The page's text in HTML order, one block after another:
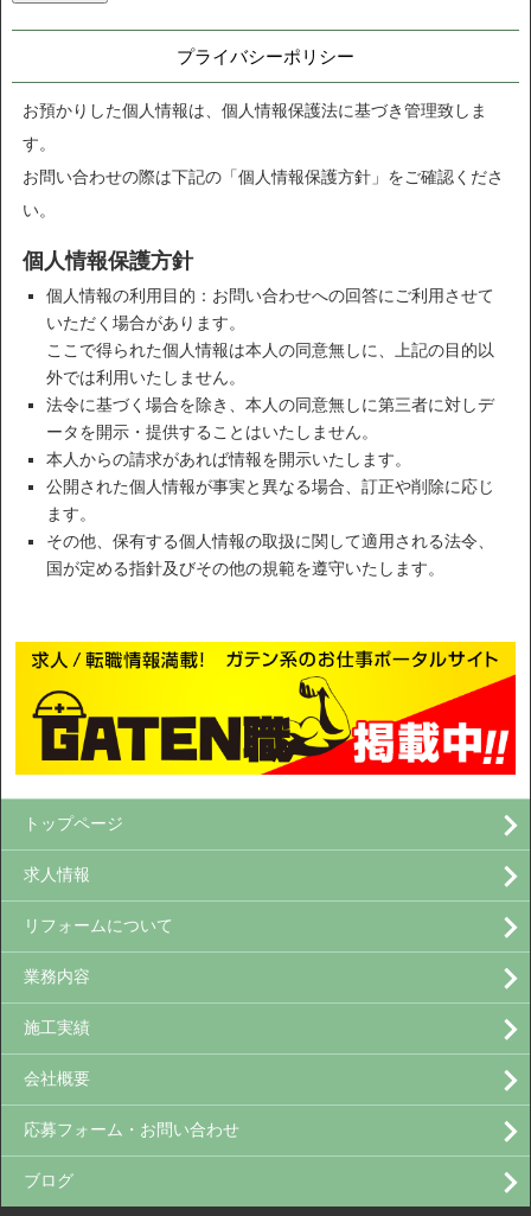
プライバシーポリシー
お預かりした個人情報は、個人情報保護法に基づき管理致しま
す。
お問い合わせの際は下記の「個人情報保護方針」をご確認くださ
い。
個人情報保護方針
個人情報の利用目的：お問い合わせへの回答にご利用させて
いただく場合があります。
ここで得られた個人情報は本人の同意無しに、上記の目的以
外では利用いたしません。
法令に基づく場合を除き、本人の同意無しに第三者に対しデ
ータを開示・提供することはいたしません。
本人からの請求があれば情報を開示いたします。
公開された個人情報が事実と異なる場合、訂正や削除に応じ
ます。
その他、保有する個人情報の取扱に関して適用される法令、
国が定める指針及びその他の規範を遵守いたします。
トップページ
求人情報
リフォームについて
業務内容
施工実績
会社概要
応募フォーム・お問い合わせ
ブログ